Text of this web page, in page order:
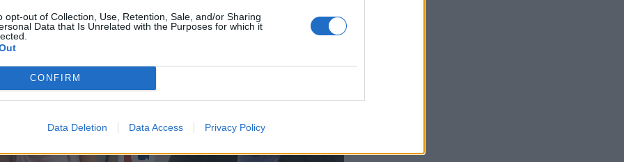
opt-out of Collection, Use, Retention, Sale, and/or Sharing
Data that Is Unrelated with the Purposes for which it
CONFIRM
Data Deletion Data Access Privacy Policy